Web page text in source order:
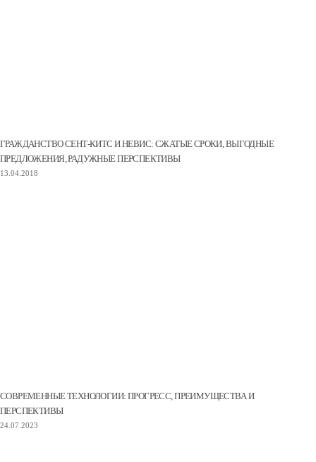
ГРАЖДАНСТВО СЕНТ-КИТС И НЕВИС: СЖАТЫЕ СРОКИ, ВЫГОДНЫЕ
ПРЕДЛОЖЕНИЯ, РАДУЖНЫЕ ПЕРСПЕКТИВЫ
13.04.2018
СОВРЕМЕННЫЕ ТЕХНОЛОГИИ: ПРОГРЕСС, ПРЕИМУЩЕСТВА И
ПЕРСПЕКТИВЫ
24.07.2023